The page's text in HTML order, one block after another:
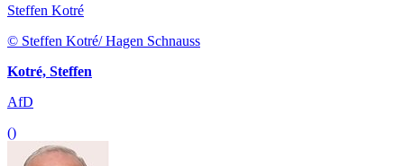
Steffen Kotré
© Steffen Kotré/ Hagen Schnauss
Kotré, Steffen
AfD
()